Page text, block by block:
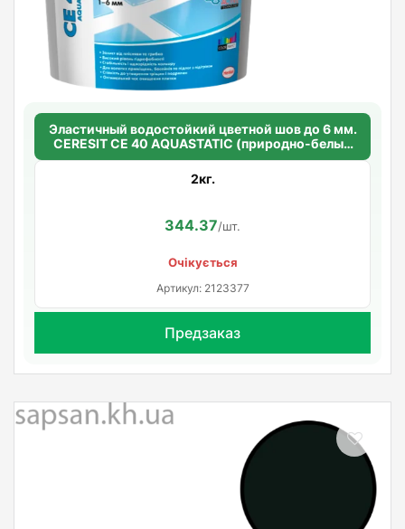
Эластичный водостойкий цветной шов до 6 мм.
CERESIT CE 40 AQUASTATIC (природно-белый
03)
2кг.
344.37/шт.
Очікується
Артикул: 2123377
Предзаказ